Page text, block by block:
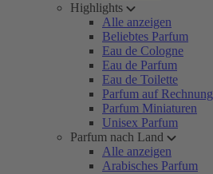
Highlights
Alle anzeigen
Beliebtes Parfum
Eau de Cologne
Eau de Parfum
Eau de Toilette
Parfum auf Rechnung
Parfum Miniaturen
Unisex Parfum
Parfum nach Land
Alle anzeigen
Arabisches Parfum